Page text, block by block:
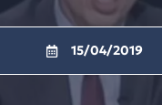
15/04/2019